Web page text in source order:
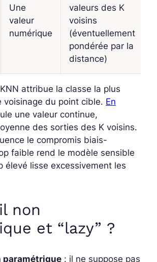
Une
valeur
numérique
valeurs des K
voisins
(éventuellement
pondérée par la
distance)
attribue la classe la plus
voisinage du point cible. En
une valeur continue,
des sorties des K voisins.
le compromis biais-
faible rend le modèle sensible
élevé lisse excessivement les
non
et “lazy” ?
paramétrique : il ne suppose pas